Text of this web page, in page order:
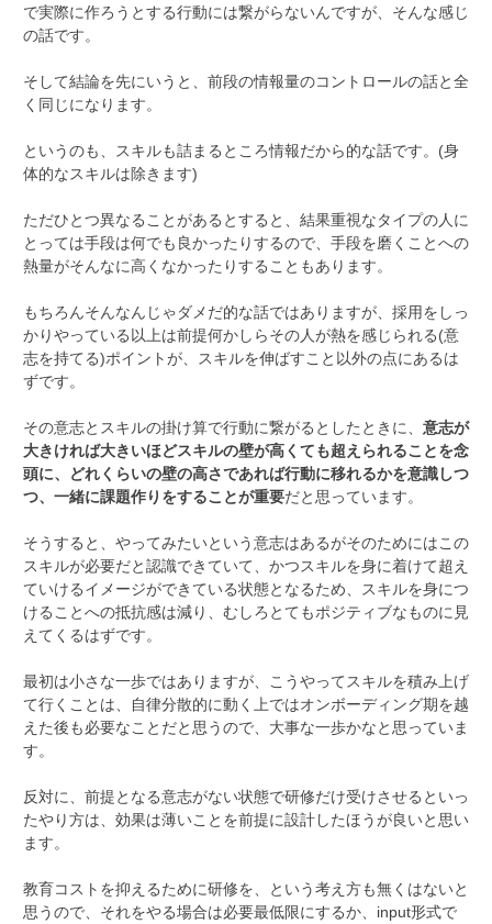
で実際に作ろうとする行動には繋がらないんですが、そんな感じ
の話です。
そして結論を先にいうと、前段の情報量のコントロールの話と全
く同じになります。
というのも、スキルも詰まるところ情報だから的な話です。(身
体的なスキルは除きます)
ただひとつ異なることがあるとすると、結果重視なタイプの人に
とっては手段は何でも良かったりするので、手段を磨くことへの
熱量がそんなに高くなかったりすることもあります。
もちろんそんなんじゃダメだ的な話ではありますが、採用をしっ
かりやっている以上は前提何かしらその人が熱を感じられる(意
志を持てる)ポイントが、スキルを伸ばすこと以外の点にあるは
ずです。
その意志とスキルの掛け算で行動に繋がるとしたときに、 意志が
大きければ大きいほどスキルの壁が高くても超えられることを念
頭に、どれくらいの壁の高さであれば行動に移れるかを意識しつ
つ、一緒に課題作りをすることが重要だと思っています。
そうすると、やってみたいという意志はあるがそのためにはこの
スキルが必要だと認識できていて、かつスキルを身に着けて超え
ていけるイメージができている状態となるため、スキルを身につ
けることへの抵抗感は減り、むしろとてもポジティブなものに見
えてくるはずです。
最初は小さな一歩ではありますが、こうやってスキルを積み上げ
て行くことは、自律分散的に動く上ではオンボーディング期を越
えた後も必要なことだと思うので、大事な一歩かなと思っていま
す。
反対に、前提となる意志がない状態で研修だけ受けさせるといっ
たやり方は、効果は薄いことを前提に設計したほうが良いと思い
ます。
教育コストを抑えるために研修を、という考え方も無くはないと
思うので、それをやる場合は必要最低限にするか、input形式で